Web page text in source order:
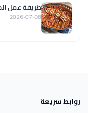
طريقة عمل
2026-07-08
روابط سريعة